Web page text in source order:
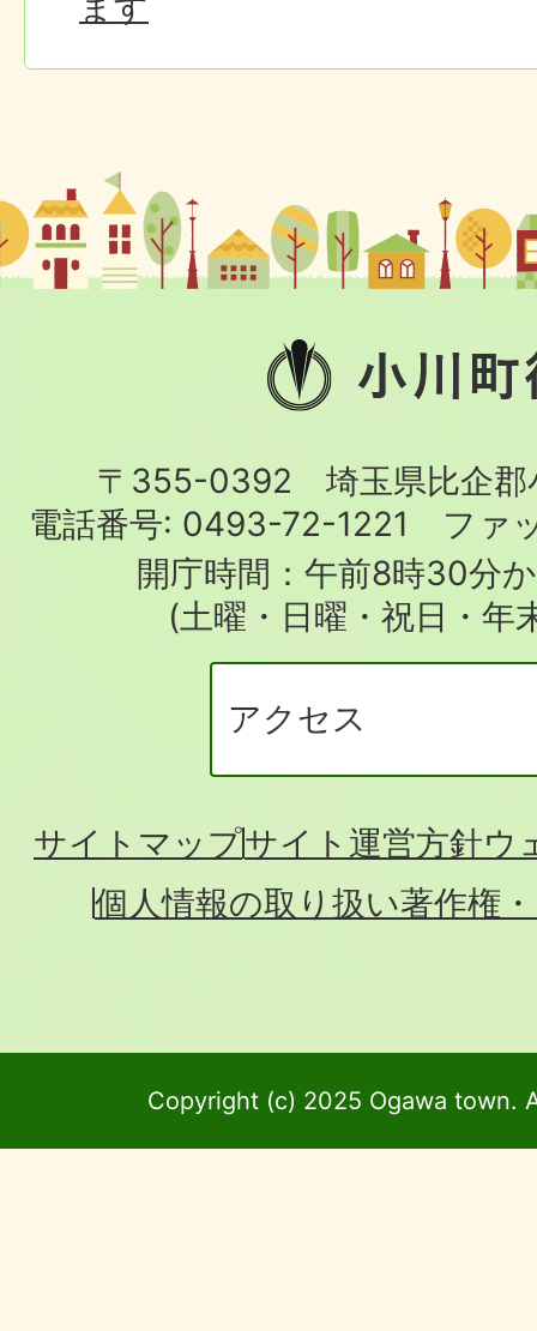
小
川
役
場
〒355-0392 埼玉県比企郡
電話番号: 0493-72-1221
ファ
開庁時間：午前8時30分
(土曜・日曜・祝日・年
アクセス
サイトマップサイト運営方針ウ
個人情報の取り扱い著作権
Copyright (c) 2025 Ogawa town.